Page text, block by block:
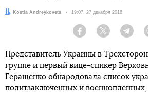
Автор:Kostia Andreykovets Дата:
19:07, 27 декабря 2018
Facebook Twitter
Представитель Украины в
группе и первый вице-спикер
Геращенко обнародовала список
политзаключенных и